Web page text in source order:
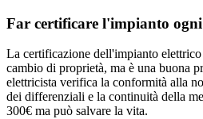
Far certificare l'impianto
La certificazione dell'impianto
cambio di proprietà, ma è una buona
elettricista verifica la conformità alla
dei differenziali e la continuità della
300€ ma può salvare la vita.